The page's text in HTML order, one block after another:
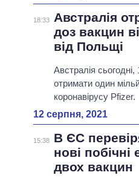
18:33
Австралія
доз вакцин
від Польщі
Австралія
отримати один
коронавірусу Pfizer.
12 серпня, 2021
15:38
В ЄС
нові побічні
двох вакцин